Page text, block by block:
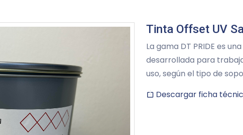
Tinta Offset UV
La gama DT PRIDE es
desarrollada para
uso, según el tipo de
Descargar ficha